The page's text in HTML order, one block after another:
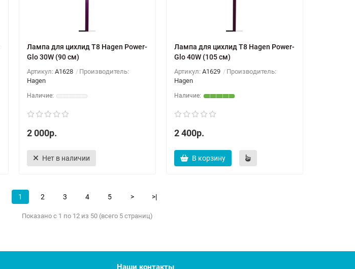
Лампа для цихлид T8 Hagen Power-
Glo 30W (90 см)
Артикул: A1628
Производитель:
Hagen
2 000р.
Нет в наличии
Лампа для цихлид T8 Hagen Power-
Glo 40W (105 см)
Артикул: A1629
Производитель:
Hagen
2 400р.
В корзину
1 2 3 4 5 > >|
Показано с 1 по 12 из 50 (всего 5 страниц)
Наши контакты